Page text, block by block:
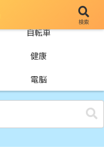
自転車
健康
電脳
検索